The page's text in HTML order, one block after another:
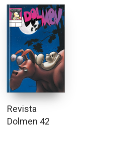
Revista
Dolmen 42